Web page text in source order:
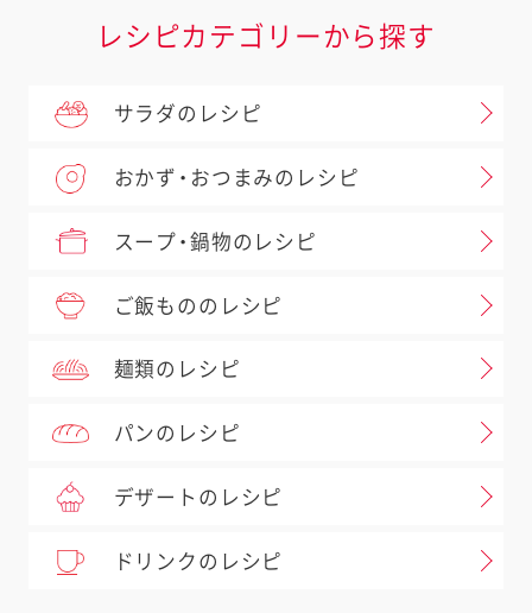
レシピカテゴリーから探す
サラダのレシピ
おかず・おつまみのレシピ
スープ・鍋物のレシピ
ご飯もののレシピ
麺類のレシピ
パンのレシピ
デザートのレシピ
ドリンクのレシピ